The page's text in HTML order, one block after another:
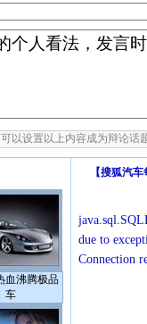
血沸腾极品
车
【搜狐汽车
due to
Connection